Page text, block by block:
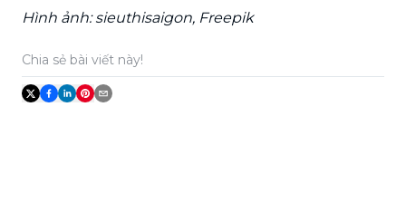
Hình ảnh: sieuthisaigon, Freepik
Chia sẻ bài viết này!